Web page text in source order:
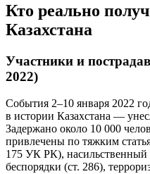
Кто реально
Казахстана
Участники и
2022)
События 2–10 января 2022
в истории Казахстана —
Задержано около 10 000
привлечены по тяжким
175 УК РК), насильственный
беспорядки (ст. 286),